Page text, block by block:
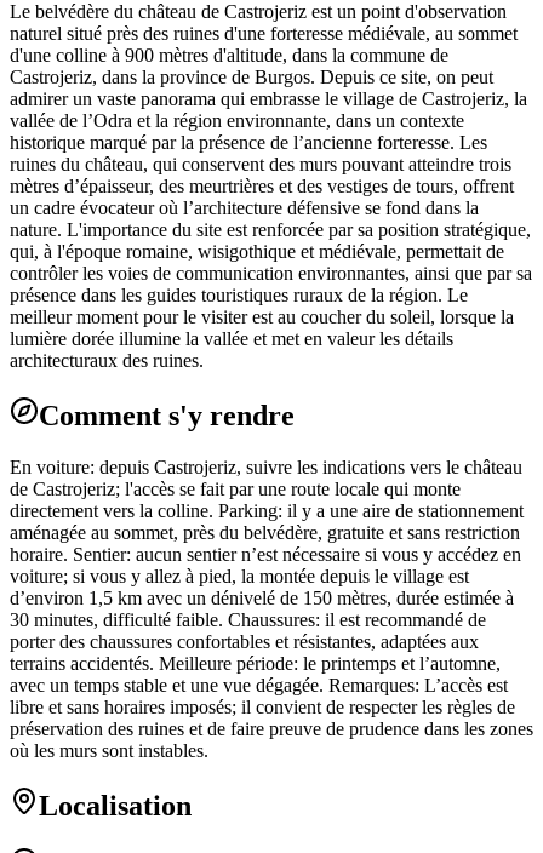
Le belvédère du château de Castrojeriz est un point d'observation
naturel situé près des ruines d'une forteresse médiévale, au sommet
d'une colline à 900 mètres d'altitude, dans la commune de
Castrojeriz, dans la province de Burgos. Depuis ce site, on peut
admirer un vaste panorama qui embrasse le village de Castrojeriz, la
vallée de l’Odra et la région environnante, dans un contexte
historique marqué par la présence de l’ancienne forteresse. Les
ruines du château, qui conservent des murs pouvant atteindre trois
mètres d’épaisseur, des meurtrières et des vestiges de tours, offrent
un cadre évocateur où l’architecture défensive se fond dans la
nature. L'importance du site est renforcée par sa position stratégique,
qui, à l'époque romaine, wisigothique et médiévale, permettait de
contrôler les voies de communication environnantes, ainsi que par sa
présence dans les guides touristiques ruraux de la région. Le
meilleur moment pour le visiter est au coucher du soleil, lorsque la
lumière dorée illumine la vallée et met en valeur les détails
architecturaux des ruines.
Comment s'y rendre
En voiture: depuis Castrojeriz, suivre les indications vers le château
de Castrojeriz; l'accès se fait par une route locale qui monte
directement vers la colline. Parking: il y a une aire de stationnement
aménagée au sommet, près du belvédère, gratuite et sans restriction
horaire. Sentier: aucun sentier n’est nécessaire si vous y accédez en
voiture; si vous y allez à pied, la montée depuis le village est
d’environ 1,5 km avec un dénivelé de 150 mètres, durée estimée à
30 minutes, difficulté faible. Chaussures: il est recommandé de
porter des chaussures confortables et résistantes, adaptées aux
terrains accidentés. Meilleure période: le printemps et l’automne,
avec un temps stable et une vue dégagée. Remarques: L’accès est
libre et sans horaires imposés; il convient de respecter les règles de
préservation des ruines et de faire preuve de prudence dans les zones
où les murs sont instables.
Localisation